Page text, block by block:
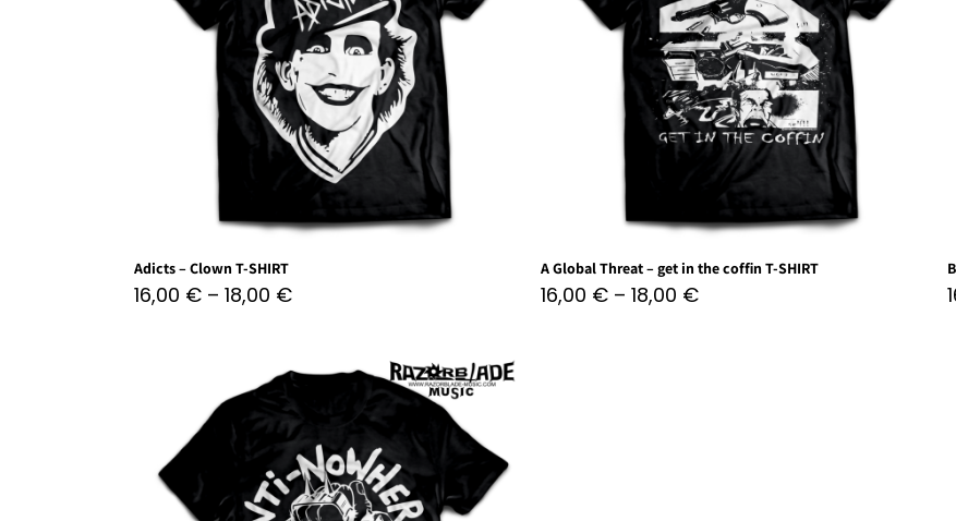
Adicts – Clown T-SHIRT
16,00 € –18,00 €
A Global Threat – get in the coffin T-SHIRT
16,00 € –18,00 €